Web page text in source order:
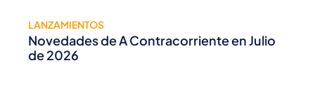
LANZAMIENTOS
Novedades de A Contracorriente en Julio
de 2026